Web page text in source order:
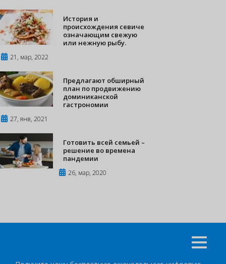
История и
происхождения севиче
означающим свежую
или нежную рыбу.
21, мар, 2022
Предлагают обширный
план по продвижению
доминиканской
гастрономии
27, янв, 2021
Готовить всей семьей –
решение во времена
пандемии
26, мар, 2020